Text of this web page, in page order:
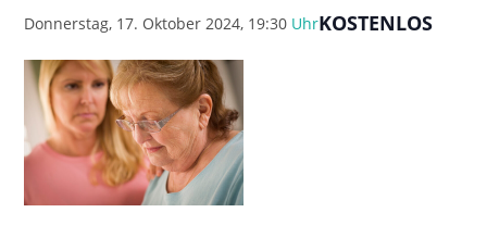
Donnerstag, 17. Oktober 2024, 19:30 UhrKOSTENLOS